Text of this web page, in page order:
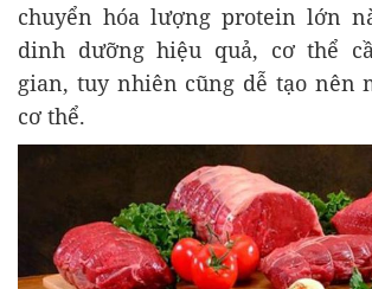
chuyển hóa lượng protein lớn
dinh dưỡng hiệu quả, cơ thể
gian, tuy nhiên cũng dễ tạo nên
cơ thể.